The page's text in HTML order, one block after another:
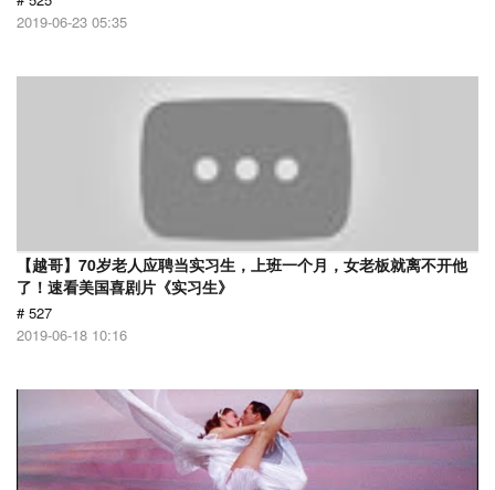
2019-06-23 05:35
【越哥】70岁老人应聘当实习生，上班一个月，女老板就离不开他
了！速看美国喜剧片《实习生》
# 527
2019-06-18 10:16